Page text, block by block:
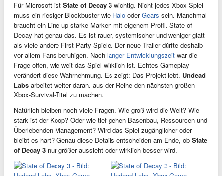
Für Microsoft ist State of Decay 3 wichtig. Nicht jedes Xbox-Spiel
muss ein riesiger Blockbuster wie Halo oderGears sein. Manchmal
braucht ein Line-up starke Marken mit eigenem Profil. State of
Decay hat genau das. Es ist rauer, systemischer und weniger glatt
als viele andere First-Party-Spiele. Der neue Trailer dürfte deshalb
vor allem Fans beruhigen. Nach langer Entwicklungszeit war die
Frage offen, wie weit das Spiel wirklich ist. Echtes Gameplay
verändert diese Wahrnehmung. Es zeigt: Das Projekt lebt. Undead
Labs arbeitet weiter daran, aus der Reihe den nächsten großen
Xbox-Survival-Titel zu machen.
Natürlich bleiben noch viele Fragen. Wie groß wird die Welt? Wie
stark ist der Koop? Oder wie tief gehen Basenbau, Ressourcen und
Überlebenden-Management? Wird das Spiel zugänglicher oder
bleibt es hart? Genau diese Details entscheiden am Ende, ob State
of Decay 3 nur größer aussieht oder wirklich besser wird.